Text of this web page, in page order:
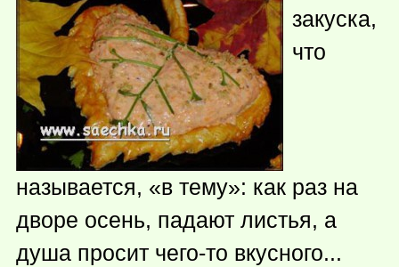
закуска,
что
называется, «в тему»: как раз на
дворе осень, падают листья, а
душа просит чего-то вкусного...